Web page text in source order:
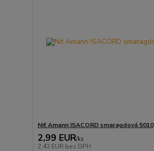
Niť Amann ISACORD smaragdová 5010
2,99 EUR/ks
2,43 EUR bez DPH